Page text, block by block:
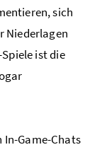
sich
Niederlagen
ist die
In-Game-Chats